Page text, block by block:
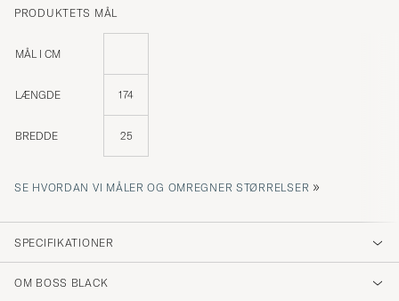
PRODUKTETS MÅL
MÅL I CM
LÆNGDE 174
BREDDE 25
SE HVORDAN VI MÅLER OG OMREGNER STØRRELSER »
SPECIFIKATIONER
OM BOSS BLACK